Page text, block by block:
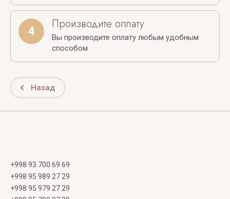
4 Производите оплату
Вы производите оплату любым удобным
способом
Назад
+998 93 700 69 69
+998 95 989 27 29
+998 95 979 27 29